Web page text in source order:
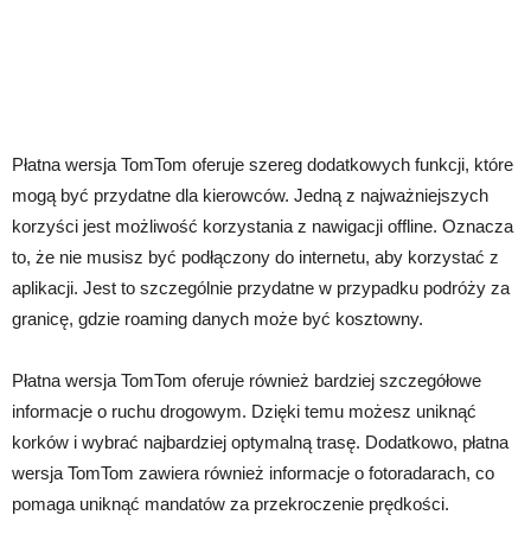
Płatna wersja TomTom oferuje szereg dodatkowych funkcji, które
mogą być przydatne dla kierowców. Jedną z najważniejszych
korzyści jest możliwość korzystania z nawigacji offline. Oznacza
to, że nie musisz być podłączony do internetu, aby korzystać z
aplikacji. Jest to szczególnie przydatne w przypadku podróży za
granicę, gdzie roaming danych może być kosztowny.
Płatna wersja TomTom oferuje również bardziej szczegółowe
informacje o ruchu drogowym. Dzięki temu możesz uniknąć
korków i wybrać najbardziej optymalną trasę. Dodatkowo, płatna
wersja TomTom zawiera również informacje o fotoradarach, co
pomaga uniknąć mandatów za przekroczenie prędkości.